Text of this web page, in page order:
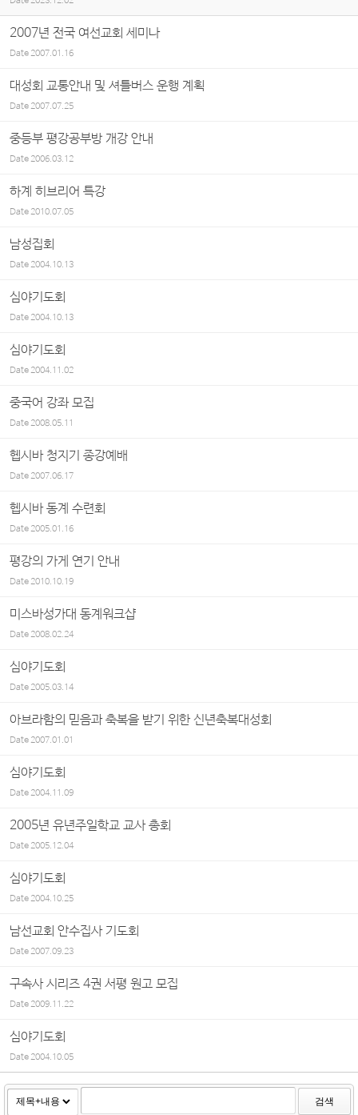
2007년 전국 여선교회 세미나
Date2007.01.16
대성회 교통안내 및 셔틀버스 운행 계획
Date2007.07.25
중등부 평강공부방 개강 안내
Date2006.03.12
하계 히브리어 특강
Date2010.07.05
남성집회
Date2004.10.13
심야기도회
Date2004.10.13
심야기도회
Date2004.11.02
중국어 강좌 모집
Date2008.05.11
헵시바 청지기 종강예배
Date2007.06.17
헵시바 동계 수련회
Date2005.01.16
평강의 가게 연기 안내
Date2010.10.19
미스바성가대 동계워크샵
Date2008.02.24
심야기도회
Date2005.03.14
아브라함의 믿음과 축복을 받기 위한 신년축복대성회
Date2007.01.01
심야기도회
Date2004.11.09
2005년 유년주일학교 교사 총회
Date2005.12.04
심야기도회
Date2004.10.25
남선교회 안수집사 기도회
Date2007.09.23
구속사 시리즈 4권 서평 원고 모집
Date2009.11.22
심야기도회
Date2004.10.05
검색